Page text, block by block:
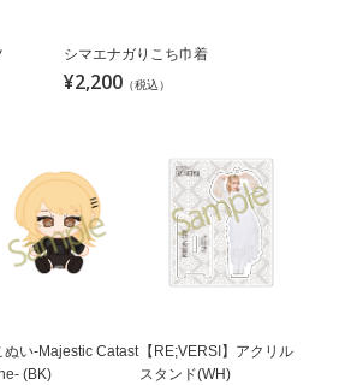
シマエナガりこち巾着
¥2,200 （税込）
ぬい-Majestic Catast
(BK)
【RE;VERSI】アクリル
スタンド(WH)